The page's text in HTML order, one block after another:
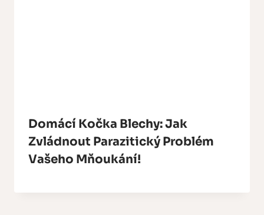
Domácí Kočka Blechy: Jak
Zvládnout Parazitický Problém
Vašeho Mňoukání!